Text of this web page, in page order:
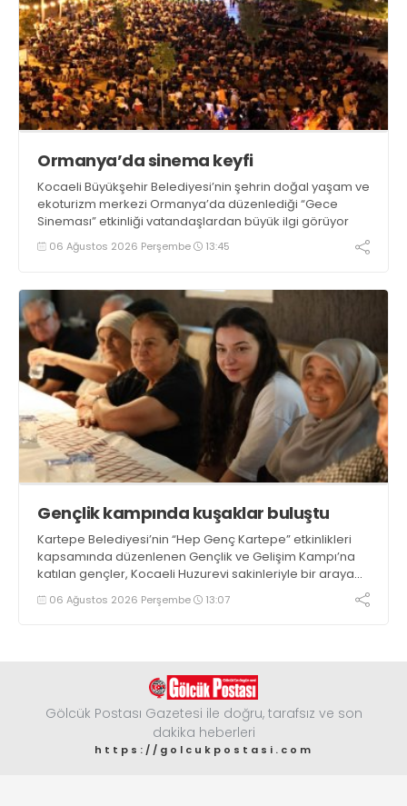
Ormanya’da sinema keyfi
Kocaeli Büyükşehir Belediyesi’nin şehrin doğal yaşam ve
ekoturizm merkezi Ormanya’da düzenlediği “Gece
Sineması” etkinliği vatandaşlardan büyük ilgi görüyor
06 Ağustos 2026 Perşembe 13:45
Gençlik kampında kuşaklar buluştu
Kartepe Belediyesi’nin “Hep Genç Kartepe” etkinlikleri
kapsamında düzenlenen Gençlik ve Gelişim Kampı’na
katılan gençler, Kocaeli Huzurevi sakinleriyle bir araya
geldi06 Ağustos 2026 Perşembe 13:07
Gölcük Postası Gazetesi ile doğru, tarafsız ve son
dakika heberleri
https://golcukpostasi.com